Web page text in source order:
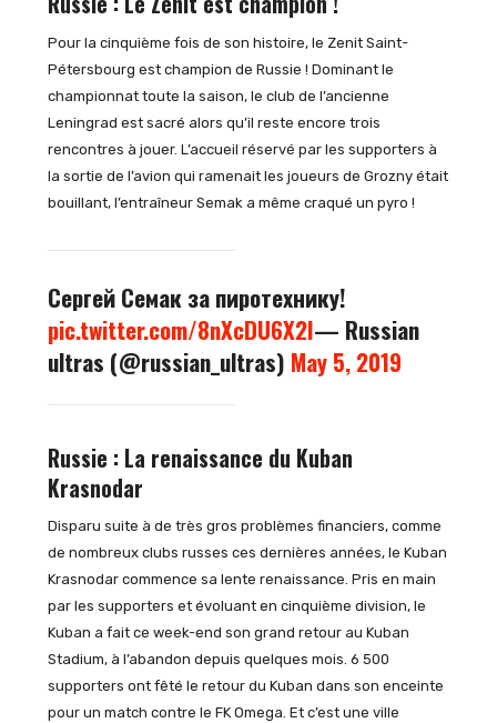
Pour la cinquième fois de son histoire, le Zenit Saint-
Pétersbourg est champion de Russie ! Dominant le
championnat toute la saison, le club de l’ancienne
Leningrad est sacré alors qu’il reste encore trois
rencontres à jouer. L’accueil réservé par les supporters à
la sortie de l’avion qui ramenait les joueurs de Grozny était
bouillant, l’entraîneur Semak a même craqué un pyro !
Сергей Семак за пиротехнику!
pic.twitter.com/8nXcDU6X2I— Russian
ultras (@russian_ultras) May 5, 2019
Russie : La renaissance du Kuban
Krasnodar
Disparu suite à de très gros problèmes financiers, comme
de nombreux clubs russes ces dernières années, le Kuban
Krasnodar commence sa lente renaissance. Pris en main
par les supporters et évoluant en cinquième division, le
Kuban a fait ce week-end son grand retour au Kuban
Stadium, à l’abandon depuis quelques mois. 6 500
supporters ont fêté le retour du Kuban dans son enceinte
pour un match contre le FK Omega. Et c’est une ville